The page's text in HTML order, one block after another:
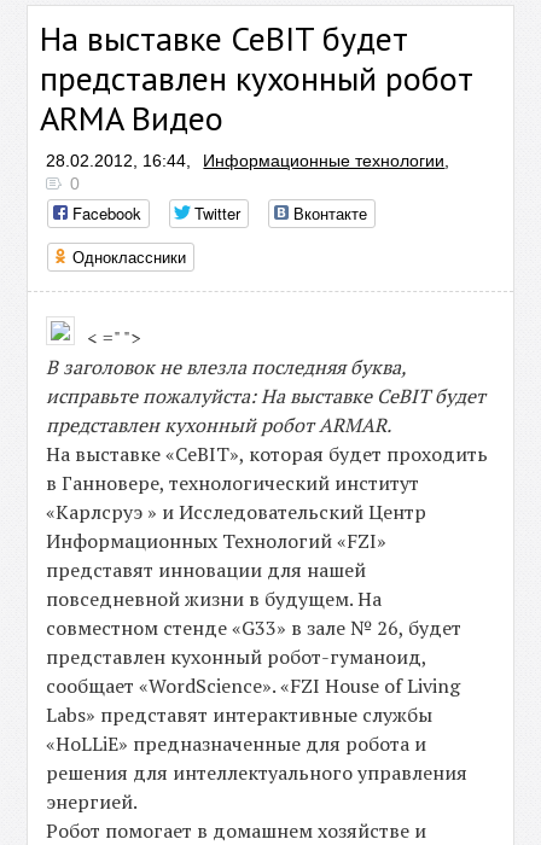
на счет женщины
На выставке CeBIT будет
представлен кухонный робот
ARMA Видео
28.02.2012, 16:44, Информационные технологии
0
Facebook Twitter
Вконтакте
Одноклассники
< =" ">
В заголовок не влезла последняя буква,
исправьте пожалуйста: На выставке CeBIT будет
представлен кухонный робот ARMAR.
На выставке «CeBIT», которая будет проходить
в Ганновере, технологический институт
«Карлсруэ » и Исследовательский Центр
Информационных Технологий «FZI»
представят инновации для нашей
повседневной жизни в будущем. На
совместном стенде «G33» в зале № 26, будет
представлен кухонный робот-гуманоид,
сообщает «WordScience». «FZI House of Living
Labs» представят интерактивные службы
«HoLLiE» предназначенные для робота и
решения для интеллектуального управления
энергией.
Робот помогает в домашнем хозяйстве и